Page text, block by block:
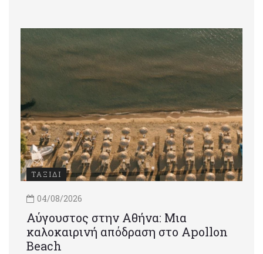
ΤΑΞΙΔΙ
04/08/2026
Αύγουστος στην Αθήνα: Μια
καλοκαιρινή απόδραση στο Apollon
Beach